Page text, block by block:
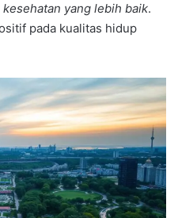
yang lebih baik.
pada kualitas hidup